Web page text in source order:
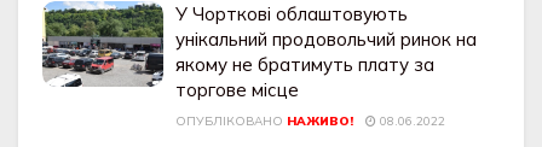
У Чорткові облаштовують
унікальний продовольчий ринок на
якому не братимуть плату за
торгове місце
ОПУБЛІКОВАНО НАЖИВО! 08.06.2022